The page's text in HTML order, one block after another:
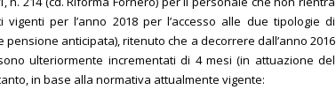
per l’anno 2018 per l’accesso alle due tipologie di
anticipata), ritenuto che a decorrere dall’anno 2016
ulteriormente incrementati di 4 mesi (in attuazione del
in base alla normativa attualmente vigente: